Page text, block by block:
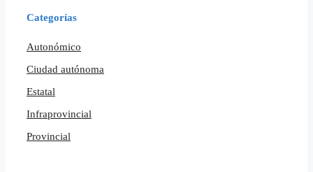
Categorías
Autonómico
Ciudad autónoma
Estatal
Infraprovincial
Provincial